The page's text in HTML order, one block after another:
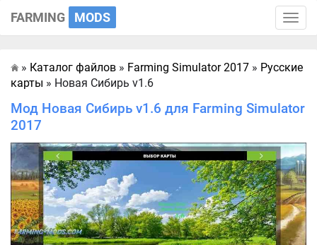
Toggle
FARMING MODS
Главная
» Каталог файлов » Farming Simulator 2017 » Русские
карты » Новая Сибирь v1.6
Мод Новая Сибирь v1.6 для Farming Simulator
2017